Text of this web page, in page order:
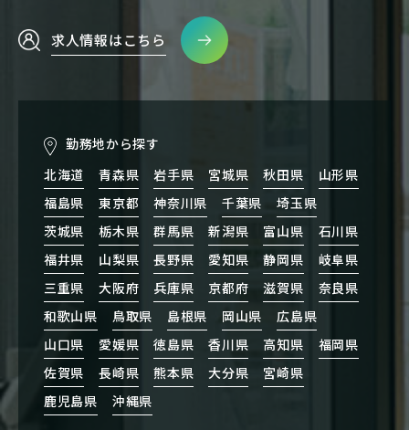
求人情報はこちら
勤務地から探す
北海道
青森県 岩手県 宮城県 秋田県
山形県
福島県
東京都 神奈川県 千葉県
埼玉県
茨城県
栃木県 群馬県 新潟県 富山県
石川県
福井県
山梨県 長野県 愛知県 静岡県
岐阜県
三重県
大阪府 兵庫県 京都府 滋賀県
奈良県
和歌山県
鳥取県 島根県 岡山県
広島県
山口県
愛媛県 徳島県 香川県 高知県
福岡県
佐賀県
長崎県 熊本県 大分県
宮崎県
鹿児島県
沖縄県